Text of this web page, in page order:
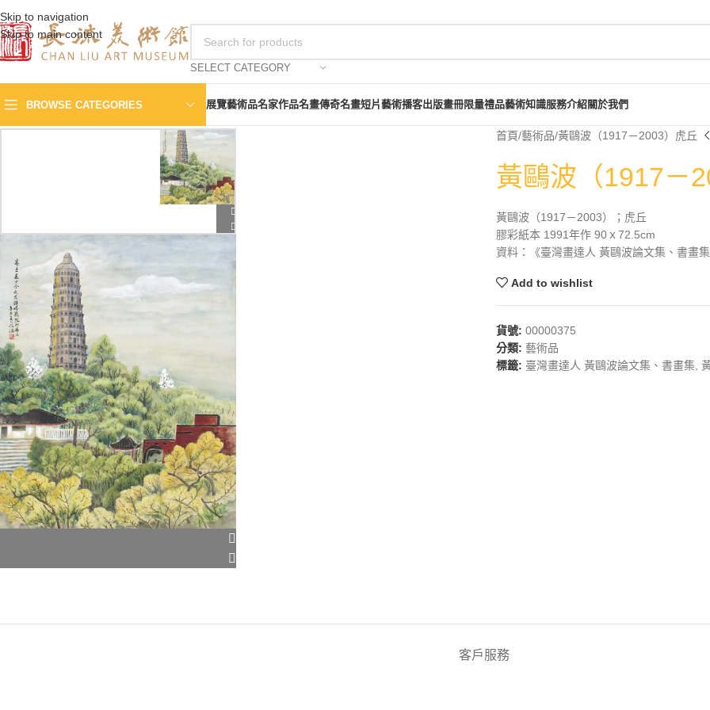
Skip to navigation
Skip to main content
SELECT CATEGORY
BROWSE CATEGORIES 展覽藝術品名家作品名畫傳奇名畫短片藝術播客出版畫冊限量禮品藝術知識服務介紹關於我們
首頁 藝術品 黃鷗波（1917－2003）虎丘
黃鷗波（1917－
黃鷗波（1917－2003）；虎丘
膠彩紙本 1991年作 90ｘ72.5cm
資料：《臺灣畫達人 黃鷗波論文集、書畫
Add to wishlist
貨號: 00000375
分類: 藝術品
標籤: 臺灣畫達人 黃鷗波論文集、書畫集,
客戶服務